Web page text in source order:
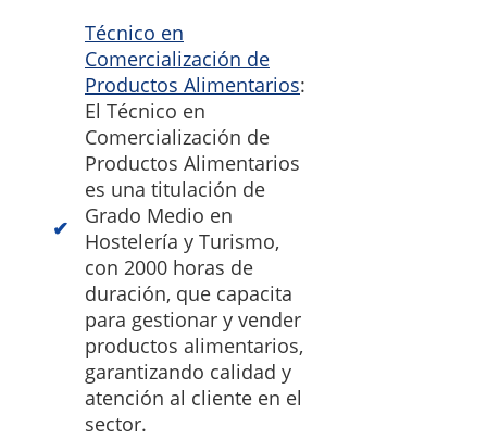
Técnico en
Comercialización de
Productos Alimentarios:
El Técnico en
Comercialización de
Productos Alimentarios
es una titulación de
Grado Medio en
Hostelería y Turismo,
con 2000 horas de
duración, que capacita
para gestionar y vender
productos alimentarios,
garantizando calidad y
atención al cliente en el
sector.